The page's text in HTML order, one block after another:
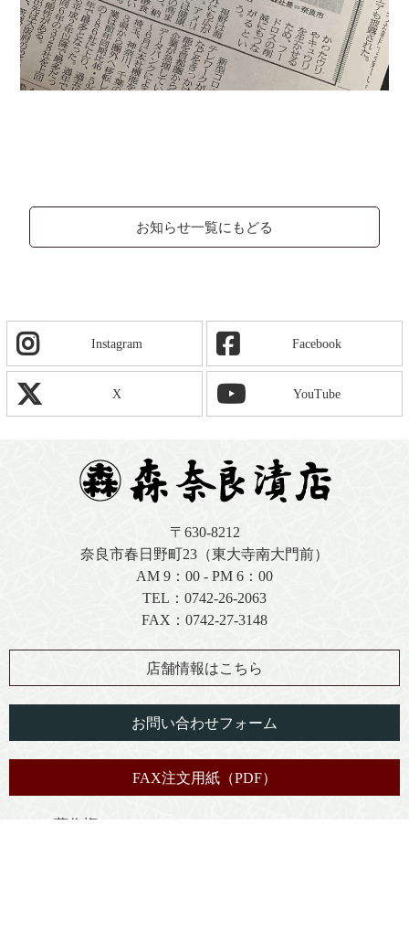
お知らせ一覧にもどる
Instagram Facebook
X YouTube
〒630-8212
奈良市春日野町23（東大寺南大門前）
AM 9：00 - PM 6：00
TEL： 0742-26-2063
FAX：0742-27-3148
店舗情報はこちら
お問い合わせフォーム
FAX注文用紙（PDF）
著作権について